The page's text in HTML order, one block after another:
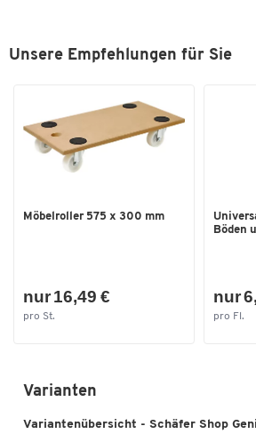
Unsere Empfehlungen für Sie
Möbelroller 575 x 300 mm
nur 16,49 €
pro St.
Böden
nur
pro Fl.
Varianten
Variantenübersicht - Schäfer Shop